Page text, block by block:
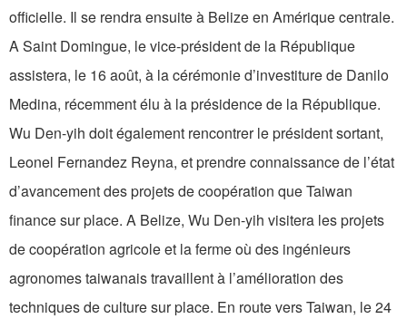
officielle. Il se rendra ensuite à Belize en Amérique centrale.
A Saint Domingue, le vice-président de la République
assistera, le 16 août, à la cérémonie d’investiture de Danilo
Medina, récemment élu à la présidence de la République.
Wu Den-yih doit également rencontrer le président sortant,
Leonel Fernandez Reyna, et prendre connaissance de l’état
d’avancement des projets de coopération que Taiwan
finance sur place. A Belize, Wu Den-yih visitera les projets
de coopération agricole et la ferme où des ingénieurs
agronomes taiwanais travaillent à l’amélioration des
techniques de culture sur place. En route vers Taiwan, le 24